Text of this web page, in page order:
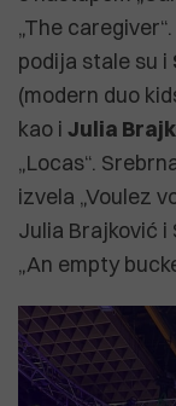
„The
podija stale su i
(modern duo
kao i Julia
„Locas“.
izvela „Voulez
Julia Brajković i
„An empty